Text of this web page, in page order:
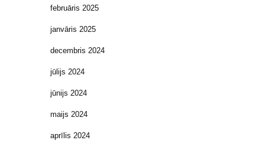
februāris 2025
janvāris 2025
decembris 2024
jūlijs 2024
jūnijs 2024
maijs 2024
aprīlis 2024